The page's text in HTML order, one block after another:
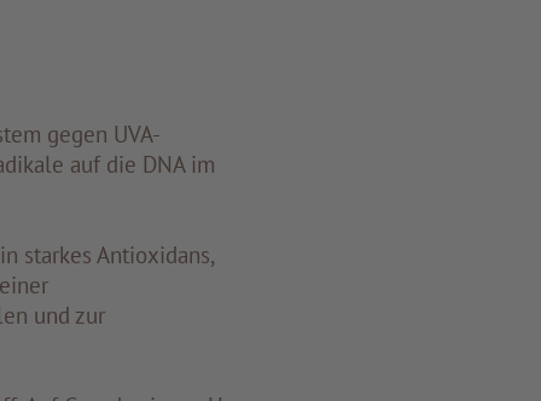
gegen UVA-
auf die DNA im
starkes Antioxidans,
und zur